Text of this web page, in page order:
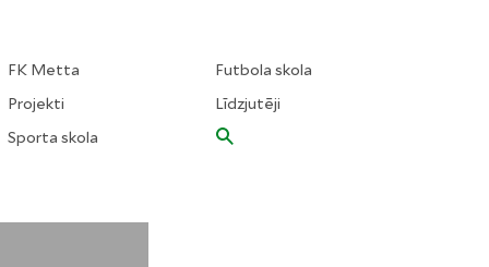
FK Metta
Projekti
Sporta skola
Futbola skola
Līdzjutēji